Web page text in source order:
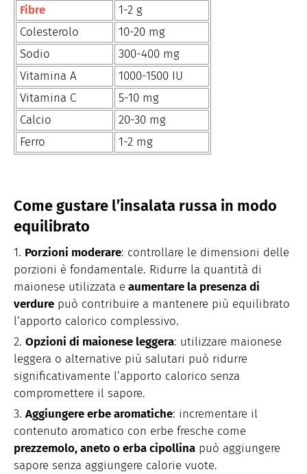
Fibre
1-2 g
Colesterolo
10-20 mg
Sodio
300-400 mg
Vitamina A
1000-1500 IU
Vitamina C
5-10 mg
Calcio
20-30 mg
Ferro
1-2 mg
Come gustare l’insalata russa in modo
equilibrato
Porzioni moderare: controllare le dimensioni delle
porzioni è fondamentale. Ridurre la quantità di
maionese utilizzata e aumentare la presenza di
verdure può contribuire a mantenere più equilibrato
l’apporto calorico complessivo.
Opzioni di maionese leggera: utilizzare maionese
leggera o alternative più salutari può ridurre
significativamente l’apporto calorico senza
compromettere il sapore.
Aggiungere erbe aromatiche: incrementare il
contenuto aromatico con erbe fresche come
prezzemolo, aneto o erba cipollina può aggiungere
sapore senza aggiungere calorie vuote.